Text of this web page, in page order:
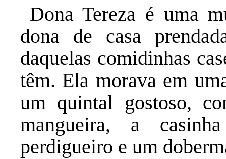
Dona Tereza é uma
dona de casa
daquelas comidinhas
têm. Ela morava em
um quintal gostoso,
mangueira, a
perdigueiro e um